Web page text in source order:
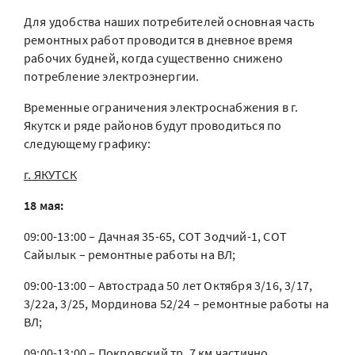
Для удобства наших потребителей основная часть
ремонтных работ проводится в дневное время
рабочих будней, когда существенно снижено
потребление электроэнергии.
Временные ограничения электроснабжения в г.
Якутск и ряде районов будут проводиться по
следующему графику:
г. ЯКУТСК
18 мая:
09:00-13:00 – Дачная 35-65, СОТ Зодчий-1, СОТ
Сайылык – ремонтные работы на ВЛ;
09:00-13:00 – Автострада 50 лет Октября 3/16, 3/17,
3/22а, 3/25, Мординова 52/24 – ремонтные работы на
ВЛ;